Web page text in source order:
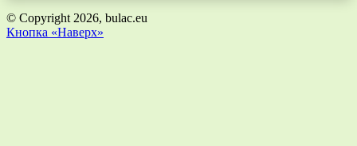
© Copyright 2026, bulac.eu
Кнопка «Наверх»